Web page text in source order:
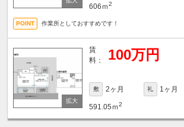
606ｍ2
作業所としておすすめです！
賃
料：
100万円
敷 2ヶ月 礼 1ヶ月
591.05ｍ2